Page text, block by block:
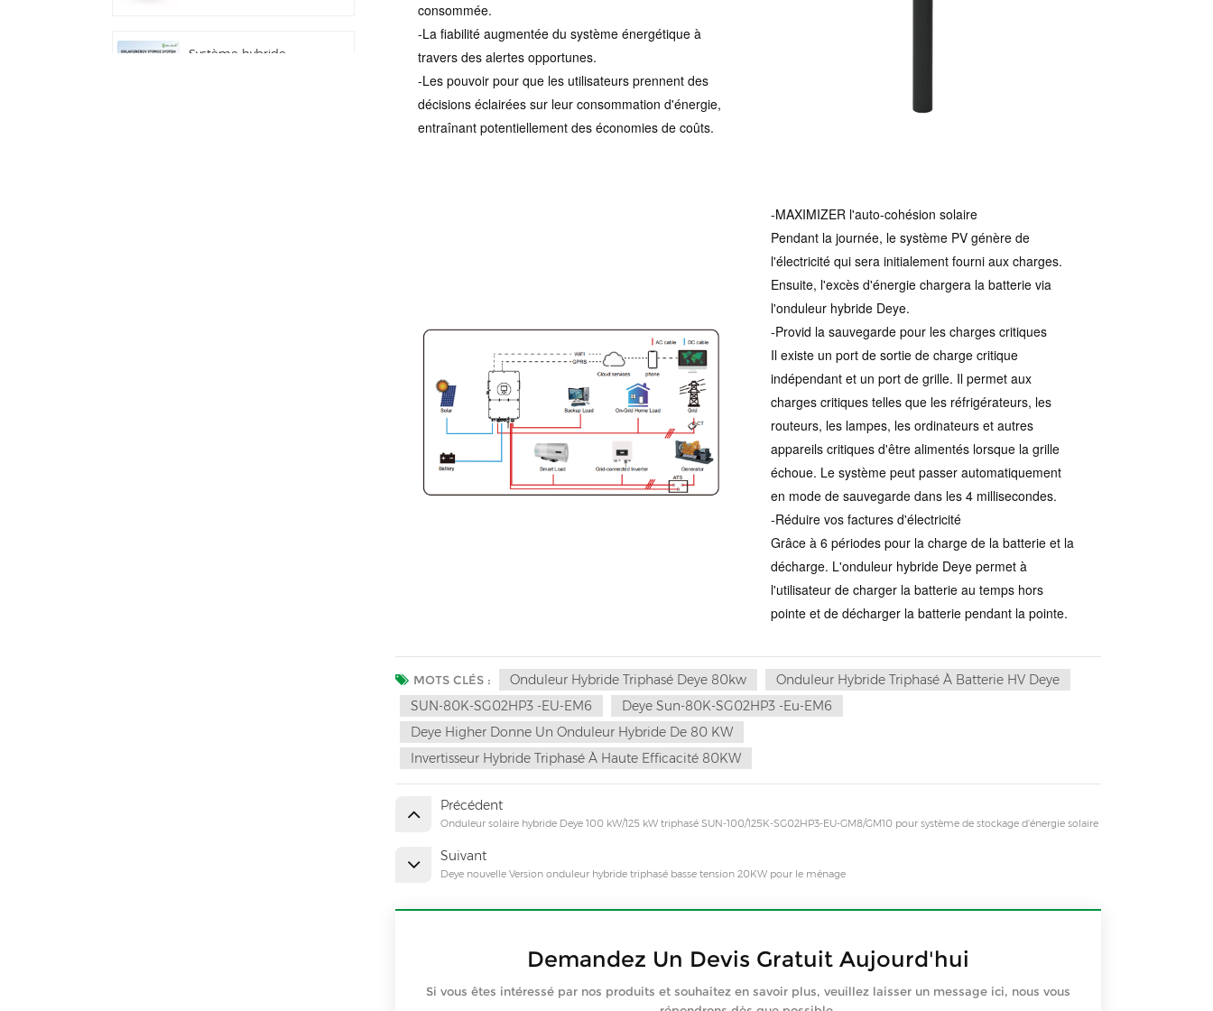
consommée.
-La fiabilité augmentée du système énergétique à
travers des alertes opportunes.
-Les pouvoir pour que les utilisateurs prennent des
décisions éclairées sur leur consommation d'énergie,
entraînant potentiellement des économies de coûts.
-MAXIMIZER l'auto-cohésion solaire
Pendant la journée, le système PV génère de
l'électricité qui sera initialement fourni aux charges.
Ensuite, l'excès d'énergie chargera la batterie via
l'onduleur hybride Deye.
-Provid la sauvegarde pour les charges critiques
Il existe un port de sortie de charge critique
indépendant et un port de grille. Il permet aux
charges critiques telles que les réfrigérateurs, les
routeurs, les lampes, les ordinateurs et autres
appareils critiques d'être alimentés lorsque la grille
échoue. Le système peut passer automatiquement
en mode de sauvegarde dans les 4 millisecondes.
-Réduire vos factures d'électricité
Grâce à 6 périodes pour la charge de la batterie et la
décharge. L'onduleur hybride Deye permet à
l'utilisateur de charger la batterie au temps hors
pointe et de décharger la batterie pendant la pointe.
MOTS CLÉS : Onduleur Hybride Triphasé Deye 80kw
Onduleur Hybride Triphasé À Batterie HV Deye
SUN-80K-SG02HP3 -EU-EM6
Deye Sun-80K-SG02HP3 -eu-EM6
Deye Higher Donne Un Onduleur Hybride De 80 KW
Invertisseur Hybride Triphasé À Haute Efficacité 80KW
Précédent
Onduleur solaire hybride Deye 100 kW/125 kW triphasé SUN-100/125K-SG02HP3-EU-GM8/GM10 pour système de stockage d'énergie solaire
Suivant
Deye nouvelle Version onduleur hybride triphasé basse tension 20KW pour le ménage
Demandez Un Devis Gratuit Aujourd'hui
Si vous êtes intéressé par nos produits et souhaitez en savoir plus, veuillez laisser un message ici, nous vous
Système hybride